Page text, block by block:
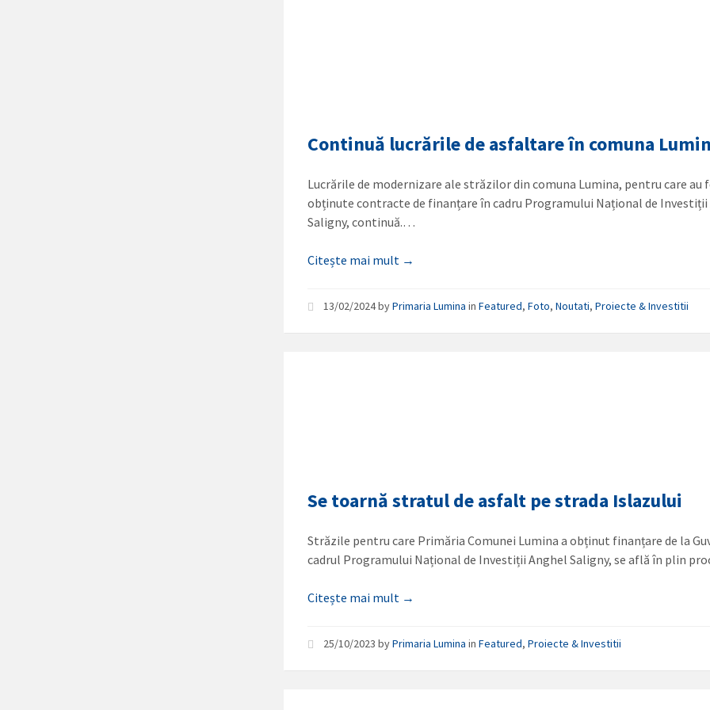
Continuă lucrările de asfaltare în comuna
Lucrările de modernizare ale străzilor din comuna Lumina, pentru care au
obținute contracte de finanțare în cadru Programului Național de Investiții
Saligny, continuă.…
Citește mai mult →
13/02/2024byPrimaria Lumina inFeatured,Foto,Noutati,Proiecte & Investitii
Se toarnă stratul de asfalt pe strada Islazului
Străzile pentru care Primăria Comunei Lumina a obținut finanțare de la
cadrul Programului Național de Investiții Anghel Saligny, se află în plin
Citește mai mult →
25/10/2023byPrimaria Lumina inFeatured,Proiecte & Investitii